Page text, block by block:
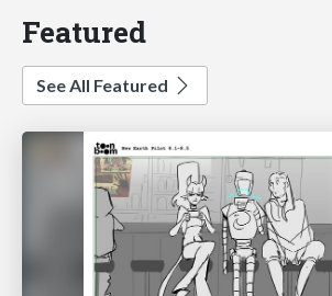
Featured
See All Featured